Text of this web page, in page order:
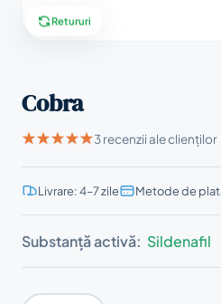
Retururi
Cobra
3 recenzii ale clienților
Livrare: 4–7 zile Metode de
Substanță activă: Sildenafil